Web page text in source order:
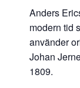
Anders
modern tid
använder
Johan
1809.